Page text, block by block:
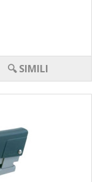
🔍 SIMILI